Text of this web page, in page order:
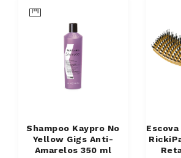
Shampoo Kaypro No
Yellow Gigs Anti-
Amarelos 350 ml